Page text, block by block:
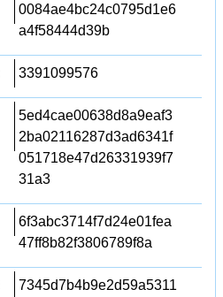
0084ae4bc24c0795d1e6
a4f58444d39b
3391099576
5ed4cae00638d8a9eaf3
2ba02116287d3ad6341f
051718e47d26331939f7
31a3
6f3abc3714f7d24e01fea
47ff8b82f3806789f8a
7345d7b4b9e2d59a5311